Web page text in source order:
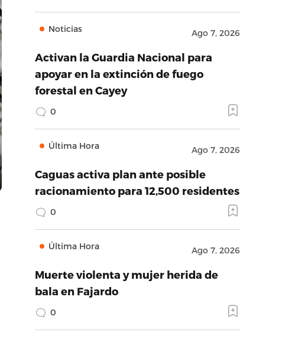
Noticias Ago 7, 2026
Activan la Guardia Nacional para
apoyar en la extinción de fuego
forestal en Cayey
0
Última Hora Ago 7, 2026
Caguas activa plan ante posible
racionamiento para 12,500 residentes
0
Última Hora Ago 7, 2026
Muerte violenta y mujer herida de
bala en Fajardo
0